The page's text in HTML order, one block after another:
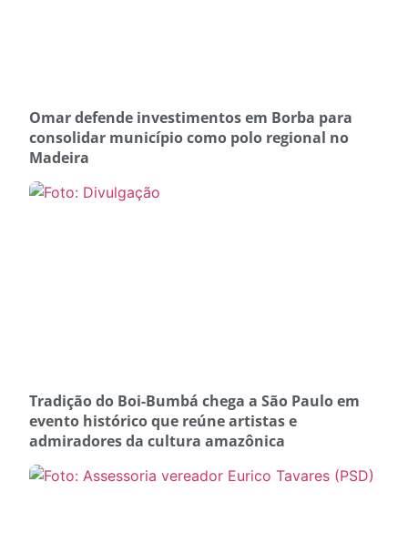
Omar defende investimentos em Borba para
consolidar município como polo regional no
Madeira
Tradição do Boi-Bumbá chega a São Paulo em
evento histórico que reúne artistas e
admiradores da cultura amazônica